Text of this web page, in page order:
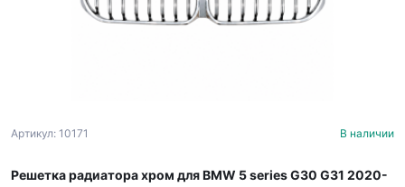
Артикул: 10171 В наличии
Решетка радиатора хром для BMW 5 series G30 G31 2020-